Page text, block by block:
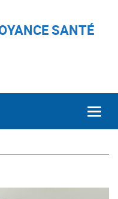
SANTÉ